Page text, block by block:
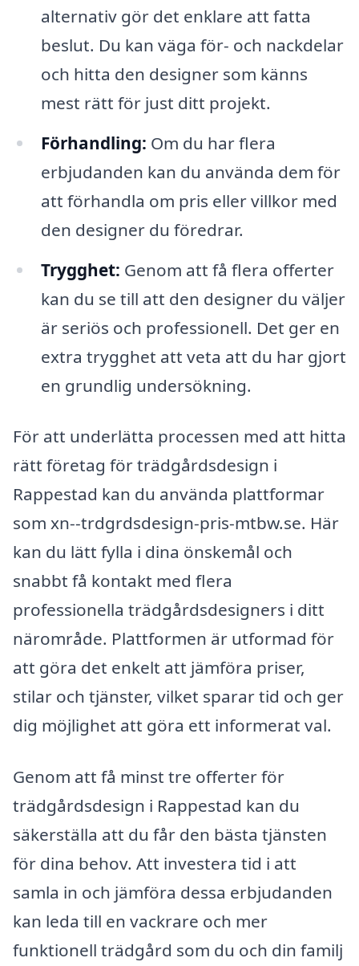
alternativ gör det enklare att fatta
beslut. Du kan väga för- och nackdelar
och hitta den designer som känns
mest rätt för just ditt projekt.
Förhandling: Om du har flera
erbjudanden kan du använda dem för
att förhandla om pris eller villkor med
den designer du föredrar.
Trygghet: Genom att få flera offerter
kan du se till att den designer du väljer
är seriös och professionell. Det ger en
extra trygghet att veta att du har gjort
en grundlig undersökning.
För att underlätta processen med att hitta
rätt företag för trädgårdsdesign i
Rappestad kan du använda plattformar
som xn--trdgrdsdesign-pris-mtbw.se. Här
kan du lätt fylla i dina önskemål och
snabbt få kontakt med flera
professionella trädgårdsdesigners i ditt
närområde. Plattformen är utformad för
att göra det enkelt att jämföra priser,
stilar och tjänster, vilket sparar tid och ger
dig möjlighet att göra ett informerat val.
Genom att få minst tre offerter för
trädgårdsdesign i Rappestad kan du
säkerställa att du får den bästa tjänsten
för dina behov. Att investera tid i att
samla in och jämföra dessa erbjudanden
kan leda till en vackrare och mer
funktionell trädgård som du och din familj